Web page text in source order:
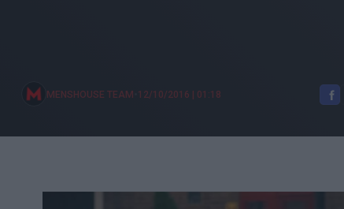
MENSHOUSE TEAM 12/10/2016 | 01:18